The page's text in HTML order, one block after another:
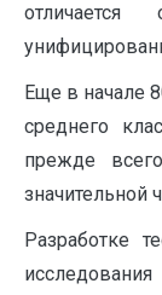
отличается
Еще в начале
среднего
прежде
значительной
Разработке